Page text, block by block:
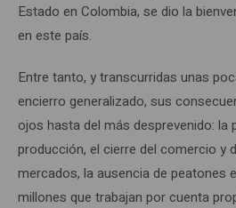
Estado en Colombia, se dio la
en este país.
Entre tanto, y transcurridas unas
encierro generalizado, sus
ojos hasta del más desprevenido: la
producción, el cierre del comercio y
mercados, la ausencia de peatones
millones que trabajan por cuenta